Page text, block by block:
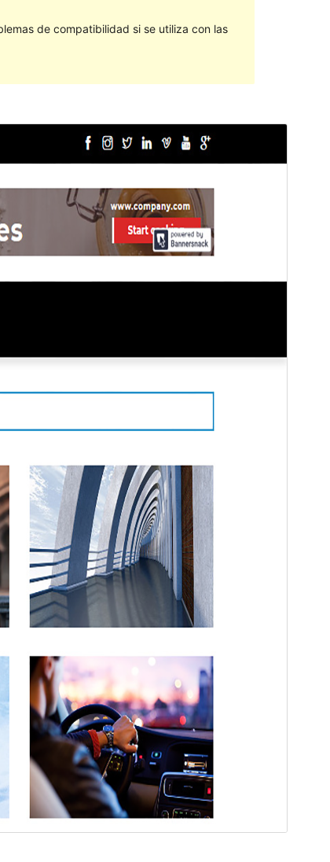
de compatibilidad si se utiliza con las
Descargar
4.1
actualización
17 de enero de 2020
activas
de WordPress
de PHP